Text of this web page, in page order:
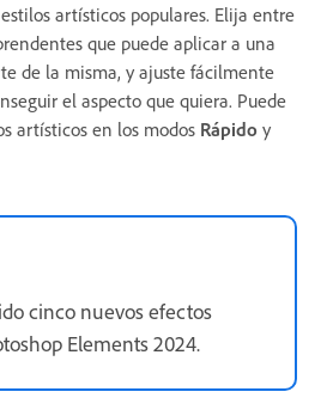
artísticos populares. Elija entre
que puede aplicar a una
de la misma, y ajuste fácilmente
el aspecto que quiera. Puede
artísticos en los modos Rápido y
cinco nuevos efectos
Elements 2024.